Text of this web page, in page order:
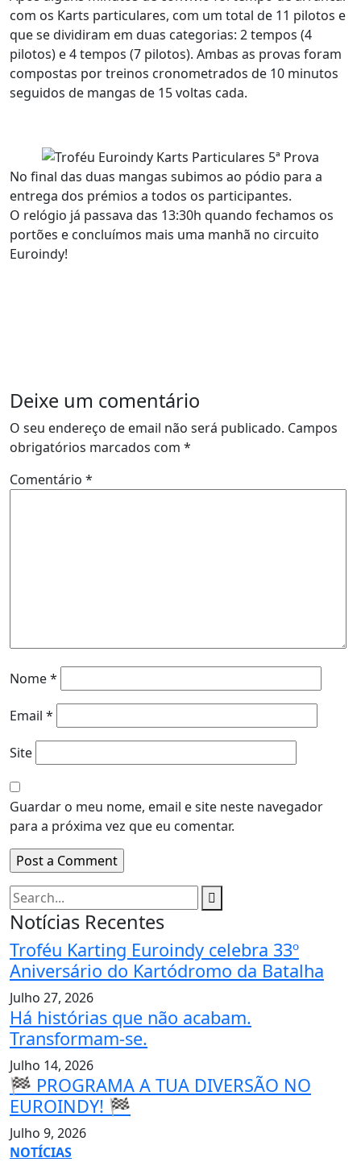
com os Karts particulares, com um total de 11 pilotos e
que se dividiram em duas categorias: 2 tempos (4
pilotos) e 4 tempos (7 pilotos). Ambas as provas foram
compostas por treinos cronometrados de 10 minutos
seguidos de mangas de 15 voltas cada.
No final das duas mangas subimos ao pódio para a
entrega dos prémios a todos os participantes.
O relógio já passava das 13:30h quando fechamos os
portões e concluímos mais uma manhã no circuito
Euroindy!
Deixe um comentário
O seu endereço de email não será publicado. Campos
obrigatórios marcados com *
Comentário *
Nome*
Email *
Site
Guardar o meu nome, email e site neste navegador
para a próxima vez que eu comentar.
Notícias Recentes
Troféu Karting Euroindy celebra 33º
Aniversário do Kartódromo da Batalha
Julho 27, 2026
Há histórias que não acabam.
Transformam-se.
Julho 14, 2026
🏁 PROGRAMA A TUA DIVERSÃO NO
EUROINDY! 🏁
Julho 9, 2026
NOTÍCIAS